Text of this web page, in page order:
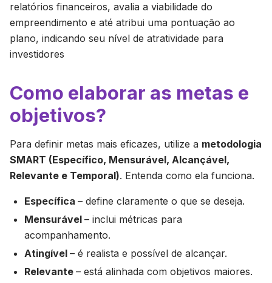
relatórios financeiros, avalia a viabilidade do
empreendimento e até atribui uma pontuação ao
plano, indicando seu nível de atratividade para
investidores
Como elaborar as metas e
objetivos?
Para definir metas mais eficazes, utilize a metodologia
SMART (Específico, Mensurável, Alcançável,
Relevante e Temporal). Entenda como ela funciona.
Específica – define claramente o que se deseja.
Mensurável – inclui métricas para
acompanhamento.
Atingível – é realista e possível de alcançar.
Relevante – está alinhada com objetivos maiores.